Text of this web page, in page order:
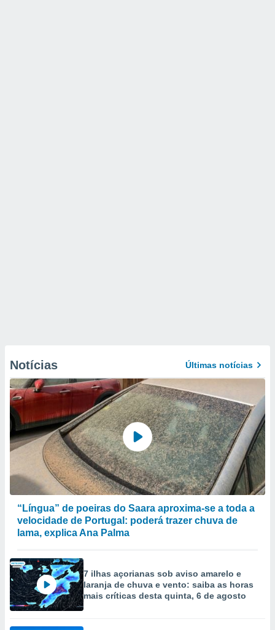
Notícias Últimas notícias
“Língua” de poeiras do Saara aproxima-se a toda a
velocidade de Portugal: poderá trazer chuva de
lama, explica Ana Palma
7 ilhas açorianas sob aviso amarelo e
laranja de chuva e vento: saiba as horas
mais críticas desta quinta, 6 de agosto